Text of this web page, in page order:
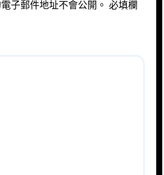
子郵件地址不會公開。 必填欄